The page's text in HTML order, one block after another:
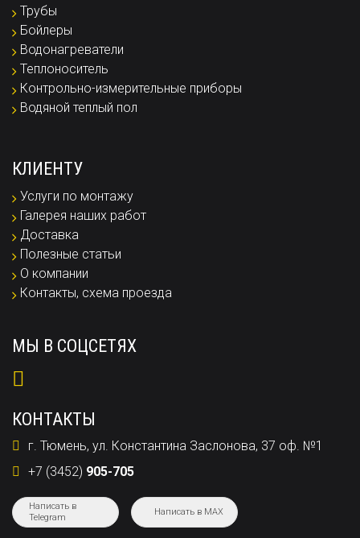
Трубы
Бойлеры
Водонагреватели
Теплоноситель
Контрольно-измерительные приборы
Водяной теплый пол
КЛИЕНТУ
Услуги по монтажу
Галерея наших работ
Доставка
Полезные статьи
О компании
Контакты, схема проезда
МЫ В СОЦСЕТЯХ
КОНТАКТЫ
г. Тюмень, ул. Константина Заслонова, 37 оф. №1
+7 (3452) 905-705
Написать в
Telegram
Написать в MAX